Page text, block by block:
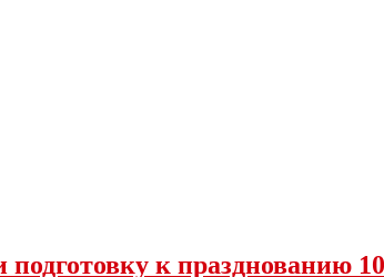
подготовку к празднованию